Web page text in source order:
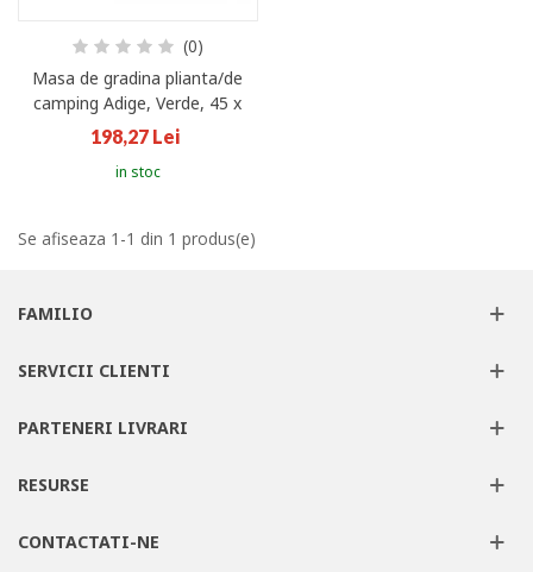
(0)
Masa de gradina plianta/de
camping Adige, Verde, 45 x
43 x 50 cm
198,27 Lei
in stoc
Se afiseaza 1-1 din 1 produs(e)
FAMILIO
SERVICII CLIENTI
PARTENERI LIVRARI
RESURSE
CONTACTATI-NE